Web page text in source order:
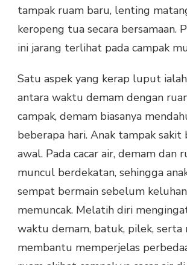
tampak ruam baru, lenting
keropeng tua secara bersamaan.
ini jarang terlihat pada campak
Satu aspek yang kerap luput
antara waktu demam dengan
campak, demam biasanya
beberapa hari. Anak tampak sakit
awal. Pada cacar air, demam dan
muncul berdekatan, sehingga
sempat bermain sebelum
memuncak. Melatih diri
waktu demam, batuk, pilek, serta
membantu memperjelas